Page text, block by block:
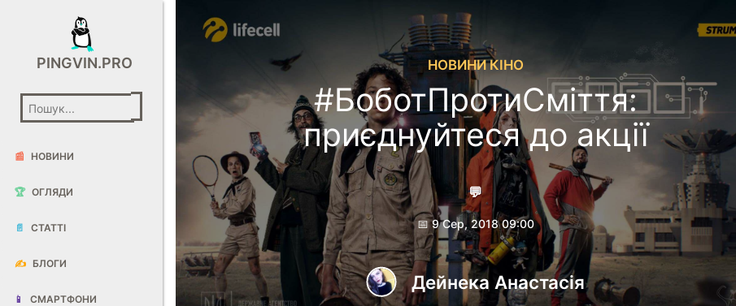
PINGVIN.PRO
📰 НОВИНИ
🏆 ОГЛЯДИ
📄 СТАТТІ
✍️ БЛОГИ
📱 СМАРТФОНИ
НОВИНИ КІНО
#БоботПротиСміття:
приєднуйтеся до акції
💬
📅 9 Сер, 2018 09:00
Дейнека Анастасiя